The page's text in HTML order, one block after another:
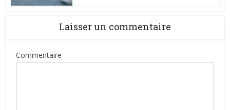
Laisser un commentaire
Commentaire